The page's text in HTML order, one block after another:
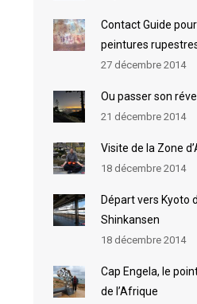
Contact Guide
peintures
27 décembre 2014
Ou passer son
21 décembre 2014
Visite de la Zone
18 décembre 2014
Départ vers Kyoto
Shinkansen
18 décembre 2014
Cap Engela, le
de l’Afrique